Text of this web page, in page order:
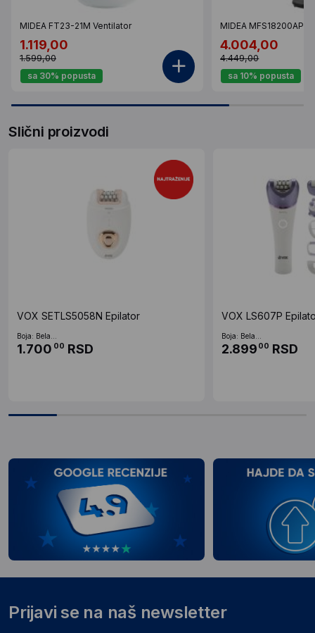
MIDEA FT23-21M Ventilator
1.119,00
1.599,00
sa 30% popusta
MIDEA MFS18200APK
4.004,00
4.449,00
sa 10% popusta
Slični proizvodi
VOX SETLS5058N Epilator
Boja: Bela...
1.700 00 RSD
VOX LS607P
Boja: Bela...
2.899 00 RSD
Prijavi se na naš newsletter